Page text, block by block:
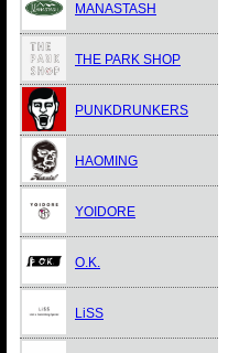
MANASTASH
THE PARK SHOP
PUNKDRUNKERS
HAOMING
YOIDORE
O.K.
LiSS